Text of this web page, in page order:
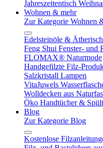
Jahreszeitentisch
Wohnen & mehr
Zur Kategorie Wohnen
Edelsteinöle &
Feng Shui Fenster- und
FLOMAX® Naturmode
Handgefilzte Filz-
Salzkristall Lampen
VitaJuwels
Wolldecken aus
Öko Handtücher &
Blog
Zur Kategorie Blog
Kostenlose